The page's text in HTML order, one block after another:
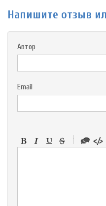
Напишите отзыв
Автор
Email
-
-